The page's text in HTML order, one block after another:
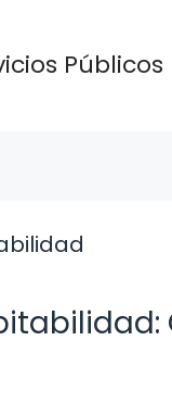
Públicos